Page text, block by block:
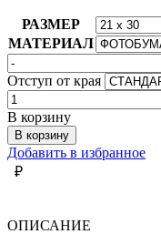
РАЗМЕР
МАТЕРИАЛ
Отступ от края
Количество
товара
РАЗНОЦВЕТНЫЕ
МАЗКИ
В корзину
В корзину
Добавить в избранное
₽
ОПИСАНИЕ